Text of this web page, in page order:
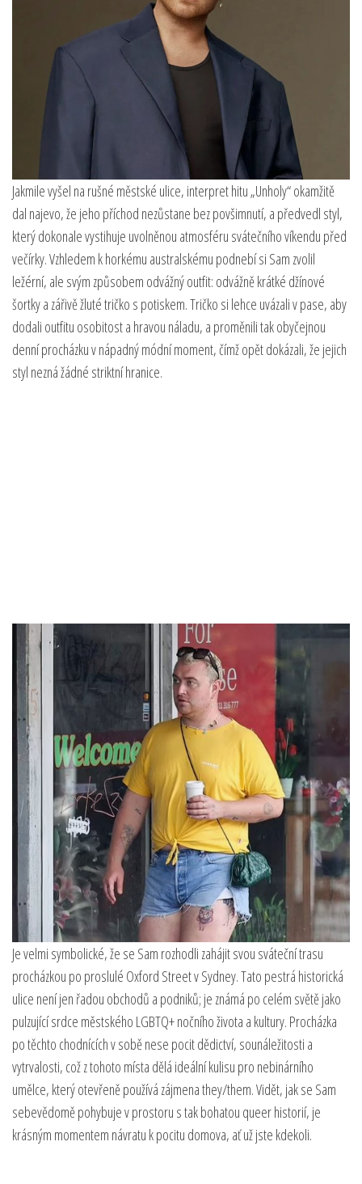
Jakmile vyšel na rušné městské ulice, interpret hitu „Unholy“ okamžitě
dal najevo, že jeho příchod nezůstane bez povšimnutí, a předvedl styl,
který dokonale vystihuje uvolněnou atmosféru svátečního víkendu před
večírky. Vzhledem k horkému australskému podnebí si Sam zvolil
ležérní, ale svým způsobem odvážný outfit: odvážně krátké džínové
šortky a zářivě žluté tričko s potiskem. Tričko si lehce uvázali v pase, aby
dodali outfitu osobitost a hravou náladu, a proměnili tak obyčejnou
denní procházku v nápadný módní moment, čímž opět dokázali, že jejich
styl nezná žádné striktní hranice.
Je velmi symbolické, že se Sam rozhodli zahájit svou sváteční trasu
procházkou po proslulé Oxford Street v Sydney. Tato pestrá historická
ulice není jen řadou obchodů a podniků; je známá po celém světě jako
pulzující srdce městského LGBTQ+ nočního života a kultury. Procházka
po těchto chodnících v sobě nese pocit dědictví, sounáležitosti a
vytrvalosti, což z tohoto místa dělá ideální kulisu pro nebinárního
umělce, který otevřeně používá zájmena they/them. Vidět, jak se Sam
sebevědomě pohybuje v prostoru s tak bohatou queer historií, je
krásným momentem návratu k pocitu domova, ať už jste kdekoli.